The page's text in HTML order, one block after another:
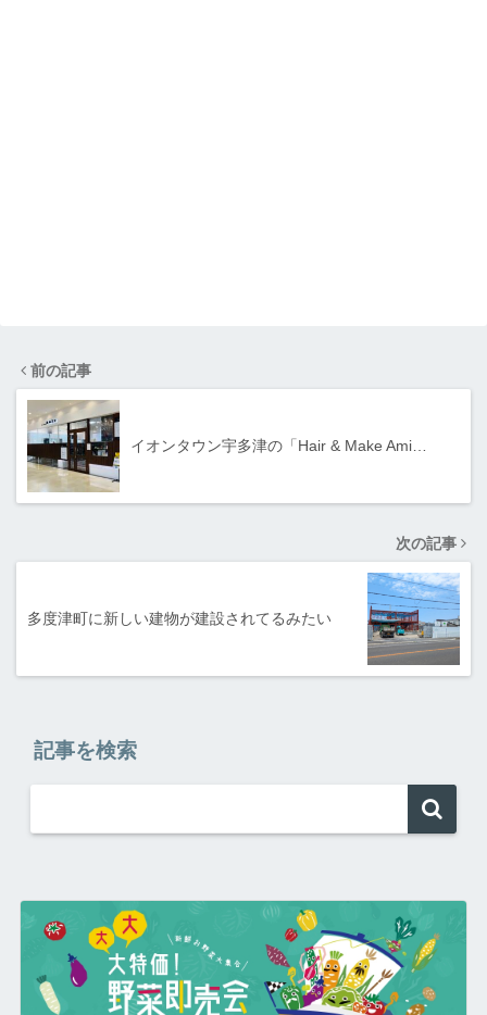
前の記事
イオンタウン宇多津の「Hair & Make Ami…
次の記事
多度津町に新しい建物が建設されてるみたい
記事を検索